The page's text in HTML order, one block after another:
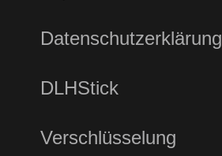
Datenschutzerklärung
DLHStick
Verschlüsselung